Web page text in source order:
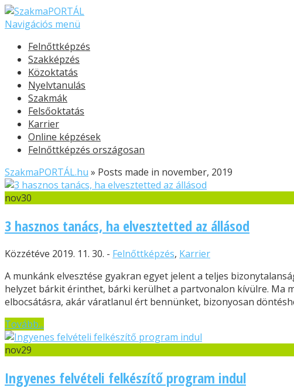
Navigációs menü
Felnőttképzés
Szakképzés
Közoktatás
Nyelvtanulás
Szakmák
Felsőoktatás
Karrier
Online képzések
Felnőttképzés országosan
SzakmaPORTÁL.hu » Posts made in november, 2019
nov30
3 hasznos tanács, ha elvesztetted az állásod
Közzétéve 2019. 11. 30. - Felnőttképzés, Karrier
A munkánk elvesztése gyakran egyet jelent a teljes
helyzet bárkit érinthet, bárki kerülhet a partvonalon kívülre. Ma
elbocsátásra, akár váratlanul ért bennünket, bizonyosan
Tovább...
nov29
Ingyenes felvételi felkészítő program indul